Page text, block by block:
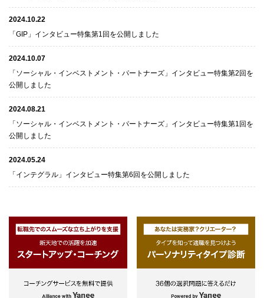
2024.10.22
「GIP」インタビュー特集第1回を公開しました
2024.10.07
「ソーシャル・インベストメント・パートナーズ」インタビュー特集第2回を
公開しました
2024.08.21
「ソーシャル・インベストメント・パートナーズ」インタビュー特集第1回を
公開しました
2024.05.24
「インテグラル」インタビュー特集第6回を公開しました